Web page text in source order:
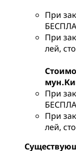
При
При
лей,
При
При
лей,